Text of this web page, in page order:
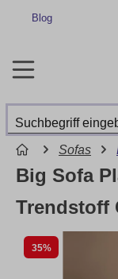
Blog
Sofas
35%
Big Sofa
Trendstoff